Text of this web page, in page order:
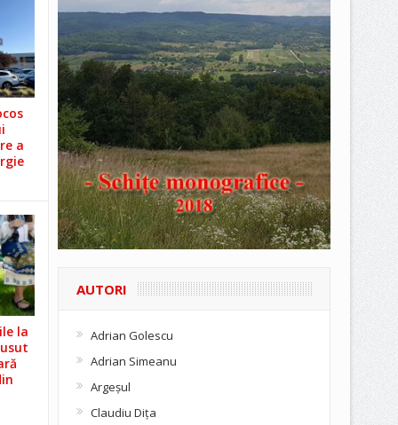
a
la
AUTORI
Adrian Golescu
Adrian Simeanu
Argeşul
Claudiu Diţa